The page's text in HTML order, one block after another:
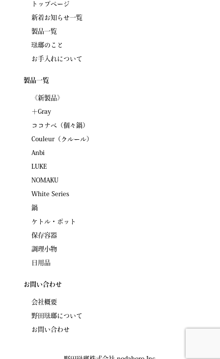
トップページ
新着お知らせ一覧
製品一覧
琺瑯のこと
お手入れについて
製品一覧
《新製品》
＋Gray
ココナベ（個々鍋）
Couleur（クルール）
Anbi
LUKE
NOMAKU
White Series
鍋
ケトル・ポット
保存容器
調理小物
日用品
お問い合わせ
会社概要
野田琺瑯について
お問い合わせ